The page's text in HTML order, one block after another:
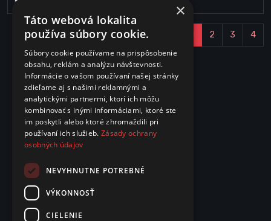
2 3 4
×
Táto webová lokalita
používa súbory cookie.
Súbory cookie používame na prispôsobenie
obsahu, reklám a analýzu návštevnosti.
Informácie o vašom používaní našej stránky
zdieľame aj s našimi reklamnými a
analytickými partnermi, ktorí ich môžu
kombinovať s inými informáciami, ktoré ste
im poskytli alebo ktoré zhromaždili pri
používaní ich služieb. Zásady ochrany
osobných údajov
NEVYHNUTNE POTREBNÉ
VÝKONNOSŤ
CIELENIE